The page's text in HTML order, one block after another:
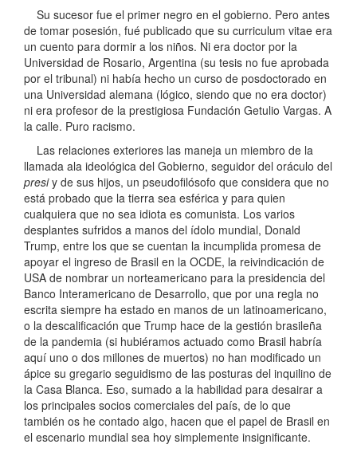
Su sucesor fue el primer negro en el gobierno. Pero antes
de tomar posesión, fué publicado que su curriculum vitae era
un cuento para dormir a los niños. Ni era doctor por la
Universidad de Rosario, Argentina (su tesis no fue aprobada
por el tribunal) ni había hecho un curso de posdoctorado en
una Universidad alemana (lógico, siendo que no era doctor)
ni era profesor de la prestigiosa Fundación Getulio Vargas. A
la calle. Puro racismo.
Las relaciones exteriores las maneja un miembro de la
llamada ala ideológica del Gobierno, seguidor del oráculo del
presiy de sus hijos, un pseudofilósofo que considera que no
está probado que la tierra sea esférica y para quien
cualquiera que no sea idiota es comunista. Los varios
desplantes sufridos a manos del ídolo mundial, Donald
Trump, entre los que se cuentan la incumplida promesa de
apoyar el ingreso de Brasil en la OCDE, la reivindicación de
USA de nombrar un norteamericano para la presidencia del
Banco Interamericano de Desarrollo, que por una regla no
escrita siempre ha estado en manos de un latinoamericano,
o la descalificación que Trump hace de la gestión brasileña
de la pandemia (si hubiéramos actuado como Brasil habría
aquí uno o dos millones de muertos) no han modificado un
ápice su gregario seguidismo de las posturas del inquilino de
la Casa Blanca. Eso, sumado a la habilidad para desairar a
los principales socios comerciales del país, de lo que
también os he contado algo, hacen que el papel de Brasil en
el escenario mundial sea hoy simplemente insignificante.